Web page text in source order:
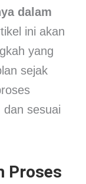
dalam
ini akan
yang
sejak
dan sesuai
Proses